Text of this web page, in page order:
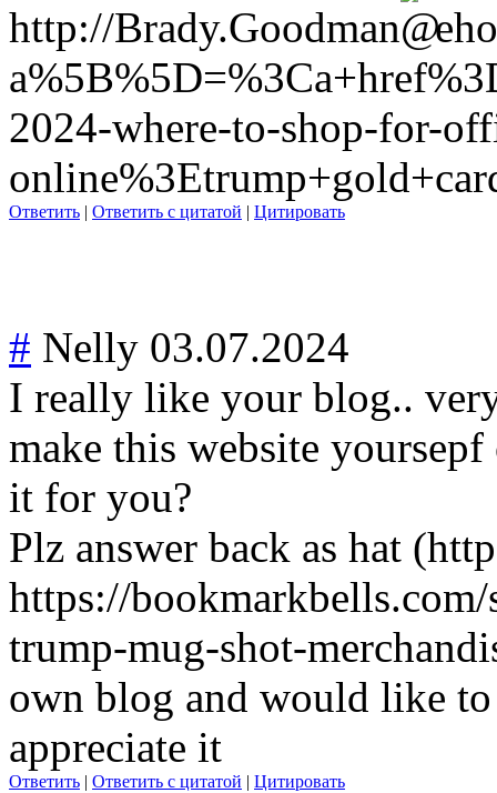
http://Brady.Goodman
2024-where-to-shop-for-
Ответить | Ответить с цитатой | Цитировать
# Nelly 03.07.2024
I really like your blog..
make this website
it for you?
Plz answer back as hat
https://
trump-mug-shot-
own blog and would like
appreciate it
Ответить | Ответить с цитатой | Цитировать